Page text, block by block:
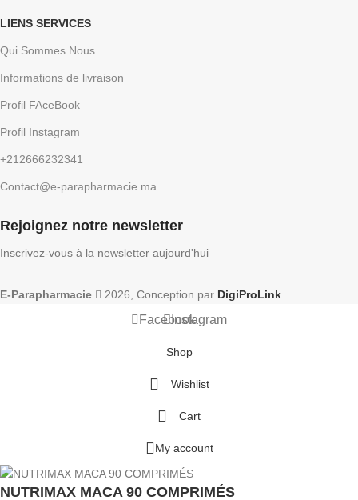
LIENS SERVICES
Qui Sommes Nous
Informations de livraison
Profil FAceBook
Profil Instagram
+212666232341
Contact@e-parapharmacie.ma
Rejoignez notre newsletter
Inscrivez-vous à la newsletter aujourd'hui
E-Parapharmacie 2026, Conception par DigiProLink
FacebookInstagram
Shop
Wishlist
Cart
My account
NUTRIMAX MACA 90 COMPRIMÉS